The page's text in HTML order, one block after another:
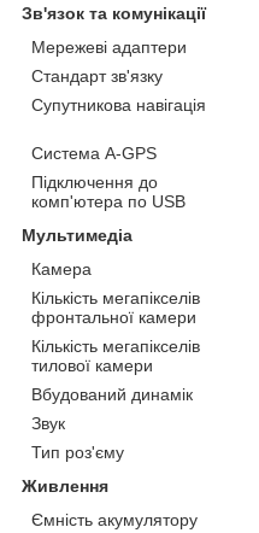
Зв'язок та комунікації
Мережеві адаптери
Стандарт зв'язку
Супутникова навігація
Система A-GPS
Підключення до
комп'ютера по USB
Мультимедіа
Камера
Кількість мегапікселів
фронтальної камери
Кількість мегапікселів
тилової камери
Вбудований динамік
Звук
Тип роз'єму
Живлення
Ємність акумулятору